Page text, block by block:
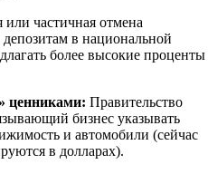
или частичная отмена
депозитам в национальной
более высокие проценты
ценниками: Правительство
бизнес указывать
и автомобили (сейчас
в долларах).